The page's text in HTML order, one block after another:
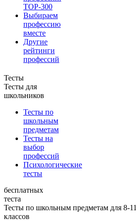
TOP-300
Выбираем
профессию
вместе
Другие
рейтинги
профессий
Тесты
Тесты для
школьников
Тесты по
школьным
предметам
Тесты на
выбор
профессий
Психологические
тесты
бесплатных
теста
Тесты по школьным предметам для 8-11
классов